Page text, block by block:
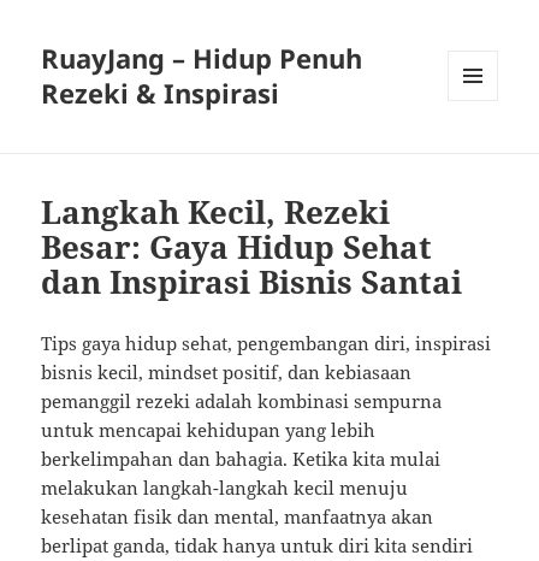
RuayJang – Hidup Penuh
Rezeki & Inspirasi
Langkah Kecil, Rezeki
Besar: Gaya Hidup Sehat
dan Inspirasi Bisnis Santai
Tips gaya hidup sehat, pengembangan diri, inspirasi
bisnis kecil, mindset positif, dan kebiasaan
pemanggil rezeki adalah kombinasi sempurna
untuk mencapai kehidupan yang lebih
berkelimpahan dan bahagia. Ketika kita mulai
melakukan langkah-langkah kecil menuju
kesehatan fisik dan mental, manfaatnya akan
berlipat ganda, tidak hanya untuk diri kita sendiri